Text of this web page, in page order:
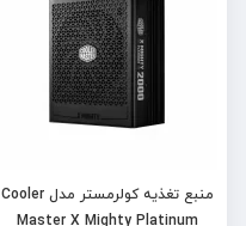
منبع تغذیه کولرمستر مدل Cooler
Master X Mighty Platinum